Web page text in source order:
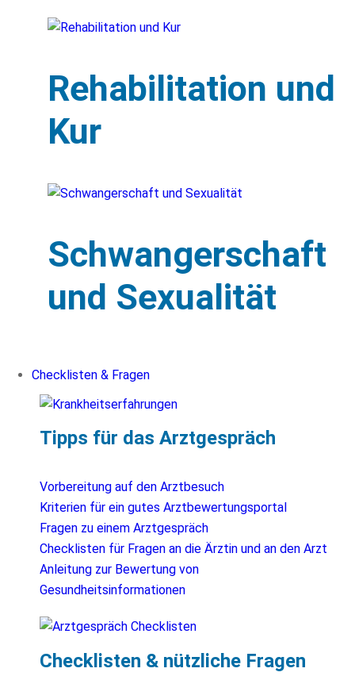
Rehabilitation und
Kur
Schwangerschaft
und Sexualität
Checklisten & Fragen
Tipps für das Arztgespräch
Vorbereitung auf den Arztbesuch
Kriterien für ein gutes Arztbewertungsportal
Fragen zu einem Arztgespräch
Checklisten für Fragen an die Ärztin und an den Arzt
Anleitung zur Bewertung von
Gesundheitsinformationen
Checklisten & nützliche Fragen